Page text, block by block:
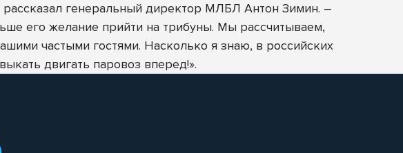
генеральный директор МЛБЛ Антон Зимин. –
его желание прийти на трибуны. Мы рассчитываем,
частыми гостями. Насколько я знаю, в российских
двигать паровоз вперед!».